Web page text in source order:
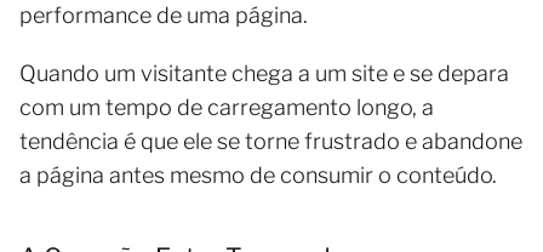
performance de uma página.
Quando um visitante chega a um site e se depara
com um tempo de carregamento longo, a
tendência é que ele se torne frustrado e abandone
a página antes mesmo de consumir o conteúdo.